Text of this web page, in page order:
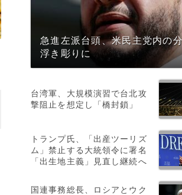
急進左派台頭、米民主党内の
浮き彫りに
台湾軍、大規模演習で台北攻
撃阻止を想定し「橋封鎖」
トランプ氏、「出産ツーリズ
ム」禁止する大統領令に署名
「出生地主義」見直し継続へ
国連事務総長、ロシアとウク